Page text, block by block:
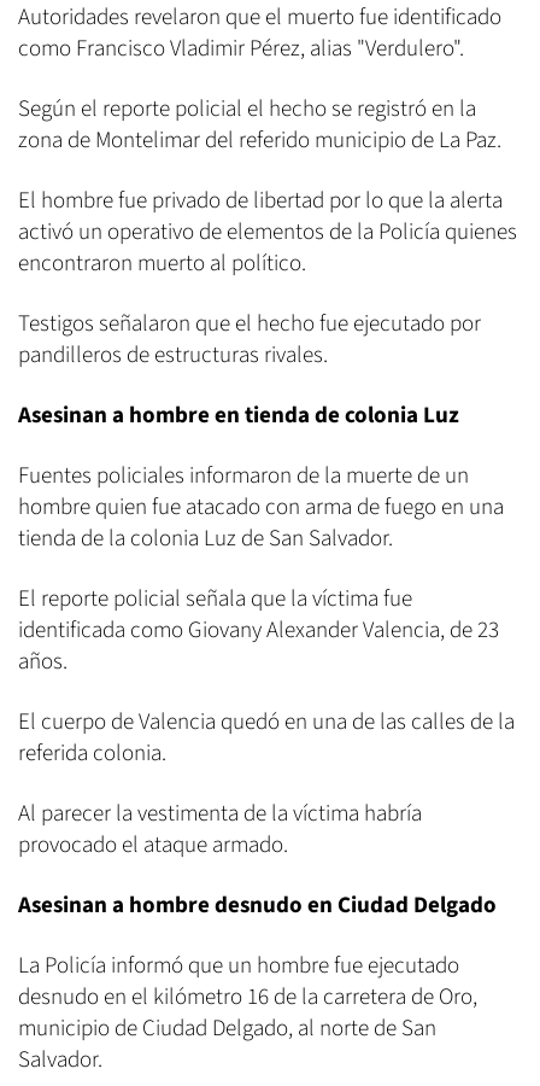
Autoridades revelaron que el muerto fue identificado
como Francisco Vladimir Pérez, alias "Verdulero".
Según el reporte policial el hecho se registró en la
zona de Montelimar del referido municipio de La Paz.
El hombre fue privado de libertad por lo que la alerta
activó un operativo de elementos de la Policía quienes
encontraron muerto al político.
Testigos señalaron que el hecho fue ejecutado por
pandilleros de estructuras rivales.
Asesinan a hombre en tienda de colonia Luz
Fuentes policiales informaron de la muerte de un
hombre quien fue atacado con arma de fuego en una
tienda de la colonia Luz de San Salvador.
El reporte policial señala que la víctima fue
identificada como Giovany Alexander Valencia, de 23
años.
El cuerpo de Valencia quedó en una de las calles de la
referida colonia.
Al parecer la vestimenta de la víctima habría
provocado el ataque armado.
Asesinan a hombre desnudo en Ciudad Delgado
La Policía informó que un hombre fue ejecutado
desnudo en el kilómetro 16 de la carretera de Oro,
municipio de Ciudad Delgado, al norte de San
Salvador.